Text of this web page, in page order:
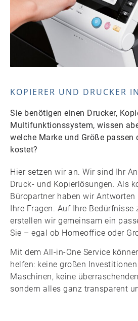
KOPIERER UND DRUCKER
Sie benötigen einen Drucker,
Multifunktionssystem, wissen
welche Marke und Größe passen
kostet?
Hier setzen wir an. Wir sind Ihr
Druck- und Kopierlösungen. Als
Büropartner haben wir
Ihre Fragen. Auf Ihre Bedürfnisse
erstellen wir gemeinsam ein
Sie – egal ob Homeoffice oder
Mit dem All-in-One Service
helfen: keine großen
Maschinen, keine
sondern alles ganz transparent